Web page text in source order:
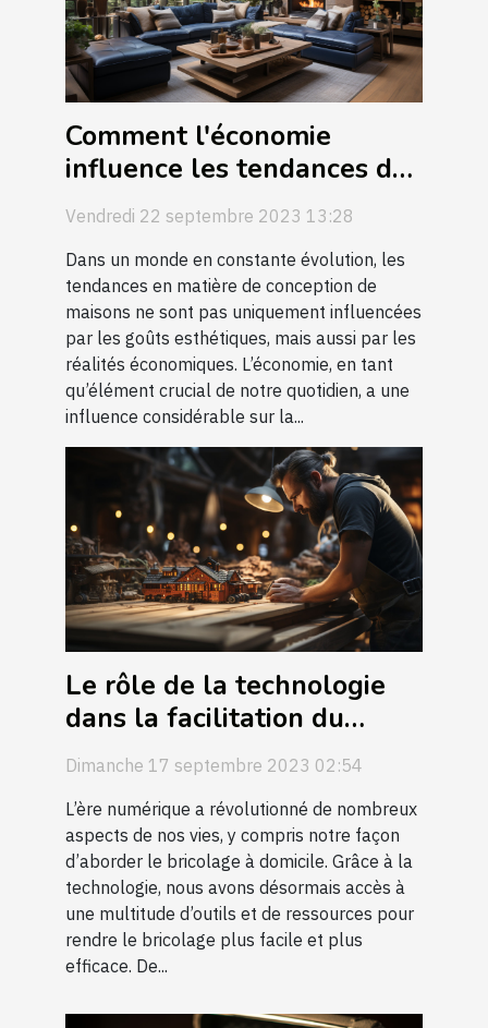
Comment l'économie
influence les tendances de
la conception de maison
Vendredi 22 septembre 2023 13:28
Dans un monde en constante évolution, les
tendances en matière de conception de
maisons ne sont pas uniquement influencées
par les goûts esthétiques, mais aussi par les
réalités économiques. L’économie, en tant
qu’élément crucial de notre quotidien, a une
influence considérable sur la...
Le rôle de la technologie
dans la facilitation du
bricolage à domicile
Dimanche 17 septembre 2023 02:54
L’ère numérique a révolutionné de nombreux
aspects de nos vies, y compris notre façon
d’aborder le bricolage à domicile. Grâce à la
technologie, nous avons désormais accès à
une multitude d’outils et de ressources pour
rendre le bricolage plus facile et plus
efficace. De...